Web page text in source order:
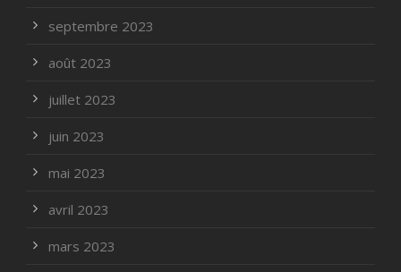
septembre 2023
août 2023
juillet 2023
juin 2023
mai 2023
avril 2023
mars 2023